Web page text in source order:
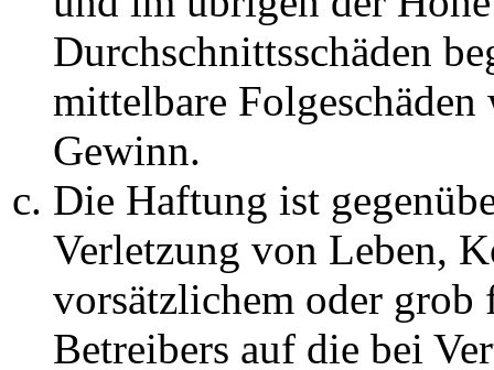
Durchschnittsschäden
mittelbare Folgeschäden
Gewinn.
Die Haftung ist
Verletzung von Leben,
vorsätzlichem oder grob
Betreibers auf die bei